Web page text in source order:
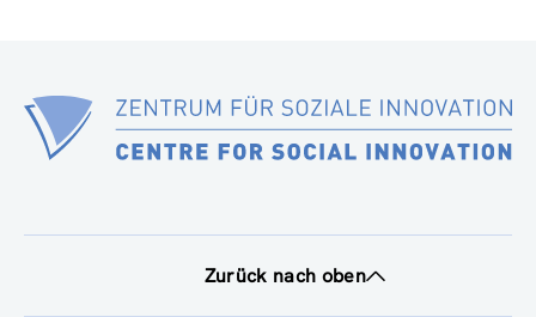
Zurück nach oben